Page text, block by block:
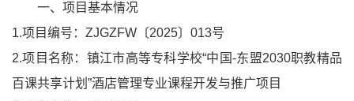
一、项目基本情况
1.项目编号：ZJGZFW〔2025〕013号
2.项目名称：镇江市高等专科学校“中国-东盟2030职教精品
百课共享计划”酒店管理专业课程开发与推广项目